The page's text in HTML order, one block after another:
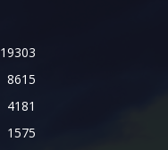
19303
8615
4181
1575